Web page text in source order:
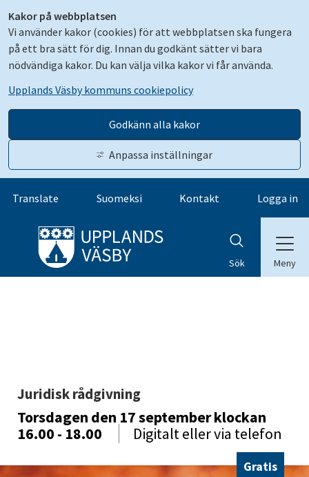
Kakor på webbplatsen
Vi använder kakor (cookies) för att webbplatsen ska fungera
på ett bra sätt för dig. Innan du godkänt sätter vi bara
nödvändiga kakor. Du kan välja vilka kakor vi får använda.
Upplands Väsby kommuns cookiepolicy
Godkänn alla kakor
Anpassa inställningar
Gå till innehåll
Translate Suomeksi Kontakt Logga in
Sök Meny
Juridisk rådgivning
Torsdagen den 17 septemberklockan
16.00 - 18.00
Digitalt eller via telefon
Gratis